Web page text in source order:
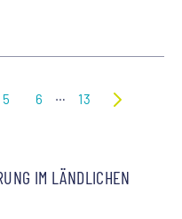
5 6 … 13
IM LÄNDLICHEN